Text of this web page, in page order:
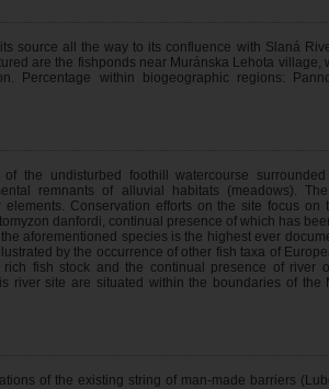
source all the way to its confluence with Slaná
are the fishponds near Muránska Lehota village,
Percentage within biogeographic regions:
the undisturbed foothill watercourse
remnants of alluvial habitats (meadows).
Conservation efforts on the site focus on
danfordi, continual presence of which has
aforementioned species is the highest ever
by the occurrence of other fish taxa of
fish stock and the continual presence of river
river site are situated within the boundaries of the
of the existing string of man-made barriers